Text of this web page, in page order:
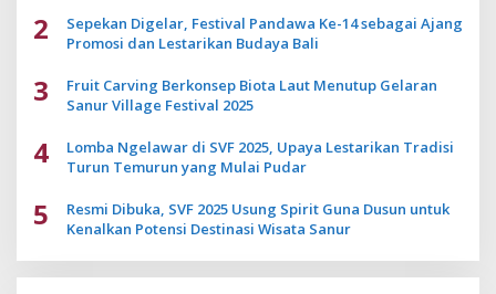
2
Sepekan Digelar, Festival Pandawa Ke-14 sebagai Ajang
Promosi dan Lestarikan Budaya Bali
3
Fruit Carving Berkonsep Biota Laut Menutup Gelaran
Sanur Village Festival 2025
4
Lomba Ngelawar di SVF 2025, Upaya Lestarikan Tradisi
Turun Temurun yang Mulai Pudar
5
Resmi Dibuka, SVF 2025 Usung Spirit Guna Dusun untuk
Kenalkan Potensi Destinasi Wisata Sanur